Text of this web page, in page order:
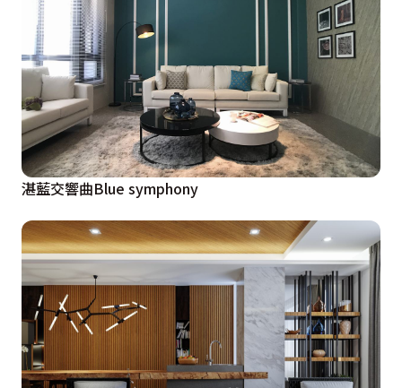
湛藍交響曲Blue symphony